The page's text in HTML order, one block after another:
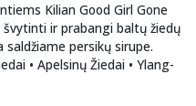
Kilian Good Girl Gone
švytinti ir prabangi baltų žiedų
persikų sirupe.
• Apelsinų Žiedai • Ylang-